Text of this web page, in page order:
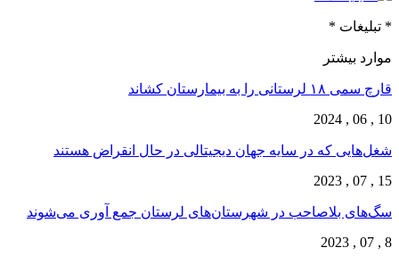
* تبلیغات *
موارد بیشتر
قارچ‌ سمی ۱۸ لرستانی را به بیمارستان کشاند
10 , 06 , 2024
شغل‌‌هایی که در سایه جهان دیجیتالی در حال انقراض هستند
15 , 07 , 2023
سگ‌های بلاصاحب در شهرستان‌های لرستان جمع آوری می‌شوند
8 , 07 , 2023